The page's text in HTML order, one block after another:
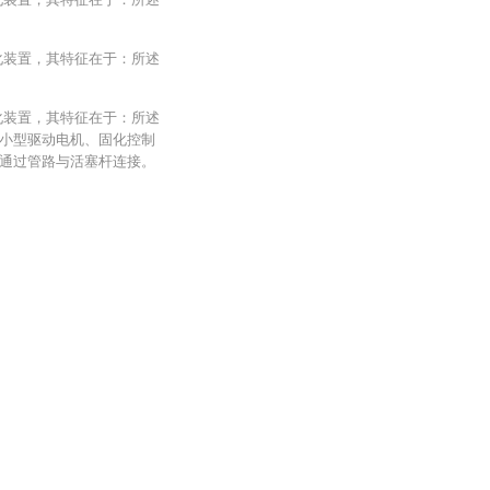
置，其特征在于：所述
置，其特征在于：所述
型驱动电机、固化控制
过管路与活塞杆连接。